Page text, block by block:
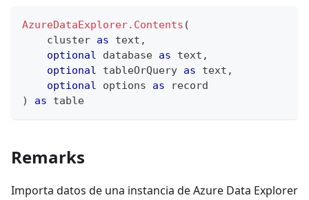
AzureDataExplorer.Contents (
    cluster
as text ,
optional database as text ,
optional tableOrQuery as text ,
optional options as
record
)
as table
Remarks
Importa datos de una instancia de Azure Data Explorer